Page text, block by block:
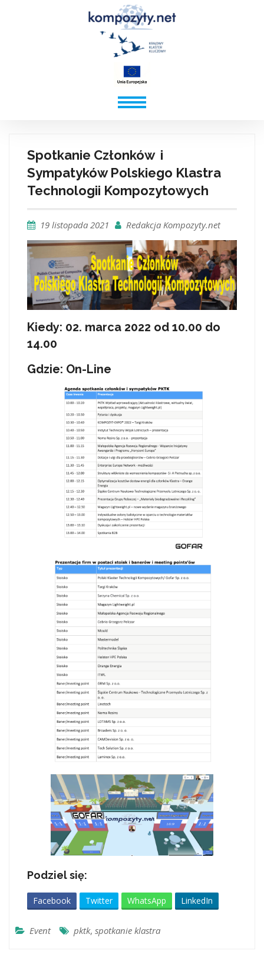
Spotkanie Członków i
Sympatyków Polskiego Klastra
Technologii Kompozytowych
19 listopada 2021 Redakcja Kompozyty.net
Kiedy: 02. marca 2022 od 10.00 do
14.00
Gdzie: On-Line
Podziel się:
Facebook Twitter WhatsApp LinkedIn
Event pktk, spotkanie klastra